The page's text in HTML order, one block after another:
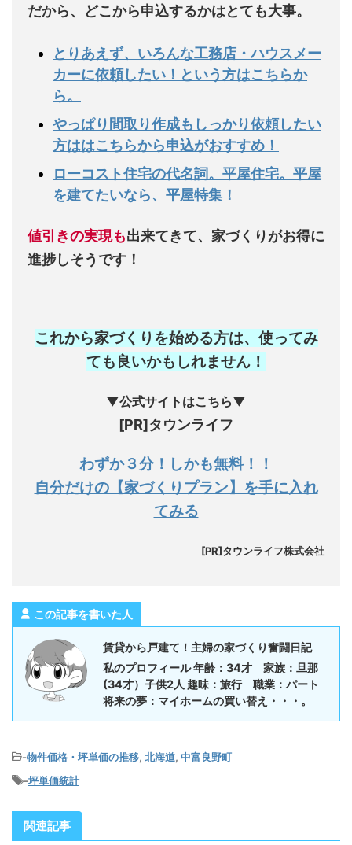
だから、どこから申込するかはとても大事。
とりあえず、いろんな工務店・ハウスメー
カーに依頼したい！という方はこちらか
ら。
やっぱり間取り作成もしっかり依頼したい
方ははこちらから申込がおすすめ！
ローコスト住宅の代名詞。平屋住宅。平屋
を建てたいなら、平屋特集！
値引きの実現も出来てきて、家づくりがお得に
進捗しそうです！
これから家づくりを始める方は、使ってみ
ても良いかもしれません ！
▼公式サイトはこちら▼
[PR]タウンライフ
わずか３分！しかも無料！！
自分だけの【家づくりプラン】を手に入れ
てみる
[PR]タウンライフ株式会社
この記事を書いた人
賃貸から戸建て！主婦の家づくり奮闘日記
私のプロフィール 年齢：34才 家族：旦那
(34才）子供2人 趣味：旅行 職業：パート
将来の夢：マイホームの買い替え・・・。
-物件価格・坪単価の推移, 北海道, 中富良野町
-坪単価統計
関連記事